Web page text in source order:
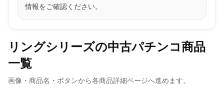
情報をご確認ください。
リングシリーズの中古パチンコ商品
一覧
画像・商品名・ボタンから各商品詳細ページへ進めます。